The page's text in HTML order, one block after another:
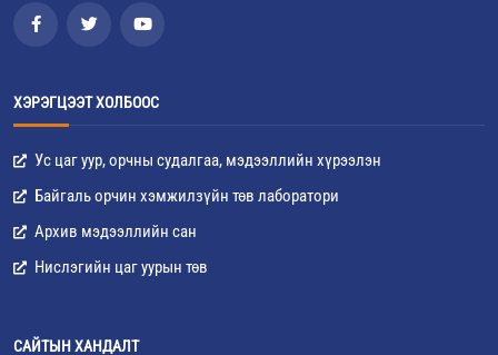
ХЭРЭГЦЭЭТ ХОЛБООС
Ус цаг уур, орчны судалгаа, мэдээллийн хүрээлэн
Байгаль орчин хэмжилзүйн төв лаборатори
Архив мэдээллийн сан
Нислэгийн цаг уурын төв
САЙТЫН ХАНДАЛТ